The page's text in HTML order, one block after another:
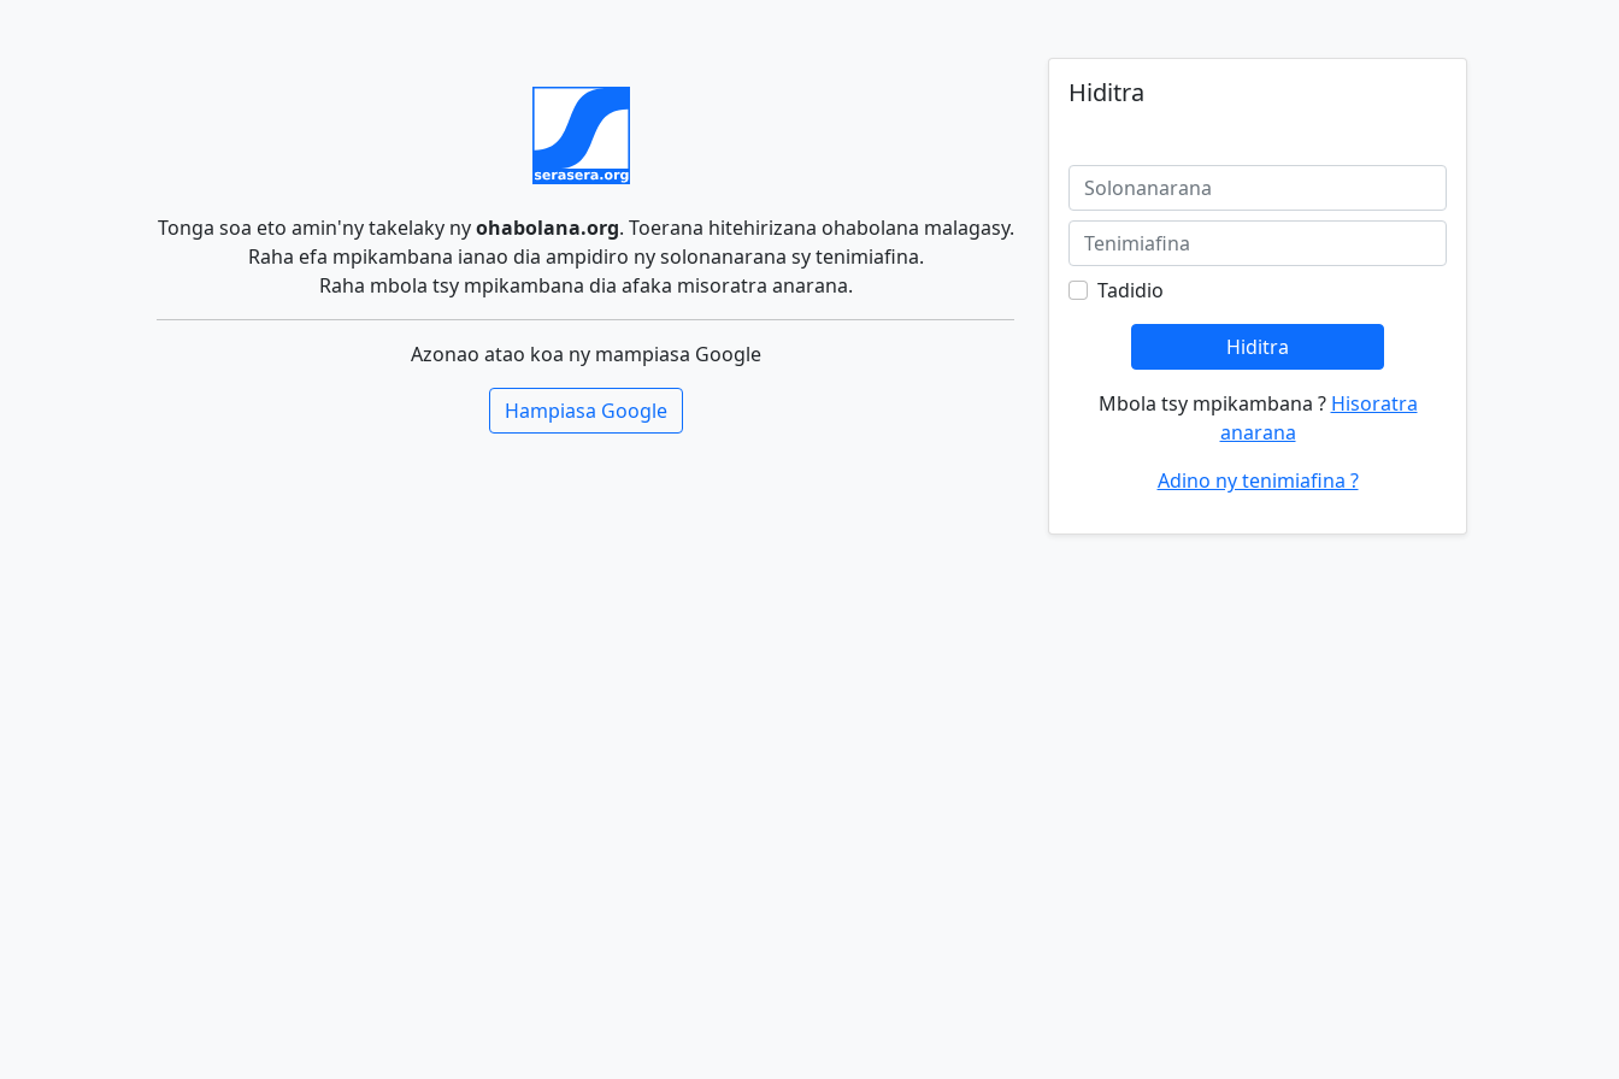
Tonga soa eto amin'ny takelaky nyohabolana.org. Toerana hitehirizana ohabolana malagasy.
Raha efa mpikambana ianao dia ampidiro ny solonanarana sy tenimiafina.
Raha mbola tsy mpikambana dia afaka misoratra anarana.
Azonao atao koa ny mampiasa Google
Hampiasa Google
Hiditra
Tadidio
Hiditra
Mbola tsy mpikambana ? Hisoratra
anarana
Adino ny tenimiafina ?